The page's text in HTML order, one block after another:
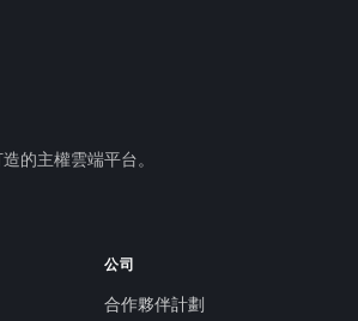
的主權雲端平台。
公司
合作夥伴計劃